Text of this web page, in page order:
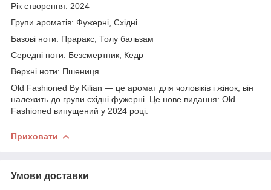
Рік створення: 2024
Групи ароматів: Фужерні, Східні
Базові ноти: Праракс, Толу бальзам
Середні ноти: Безсмертник, Кедр
Верхні ноти: Пшениця
Old Fashioned By Kilian — це аромат для чоловіків і жінок, він
належить до групи східні фужерні. Це нове видання: Old
Fashioned випущений у 2024 році.
Приховати
Умови доставки